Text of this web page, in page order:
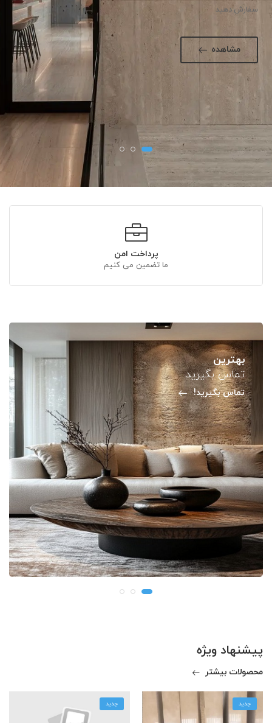
سفارش دهید
مشاهده
پرداخت امن
ما تضمین می کنیم
بهترین
تماس بگیرید
تماس بگیرید!
پیشنهاد ویژه
محصولات بیشتر
جدید جدید